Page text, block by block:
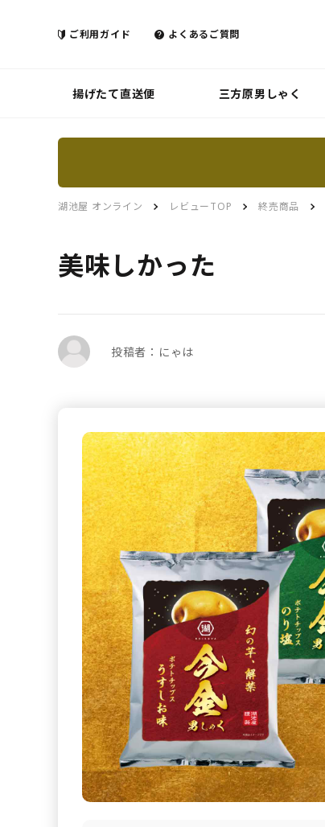
ご利用ガイド よくあるご質問
揚げたて直送便 三方原男しゃく
湖池屋 オンライン レビューTOP 終売商品
美味しかった
投稿者：にゃは